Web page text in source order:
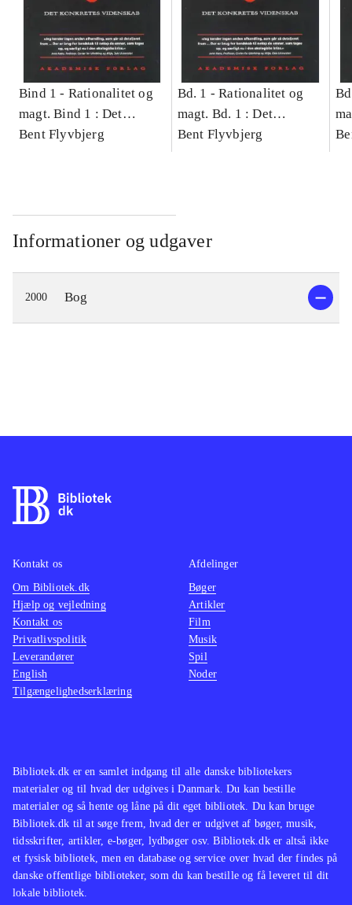
Bind 1 - Rationalitet og
magt. Bind 1 : Det
konkretes videnskab
Bent Flyvbjerg
Bd. 1 -Rationalitet og
magt. Bd. 1 : Det
konkretes videnskab
Bent Flyvbjerg
Informationer og udgaver
2000 Bog
Bibliotek.dk er en samlet indgang til alle danske bibliotekers
materialer og til hvad der udgives i Danmark. Du kan bestille
materialer og så hente og låne på dit eget bibliotek. Du kan bruge
Bibliotek.dk til at søge frem, hvad der er udgivet af bøger, musik,
tidsskrifter, artikler, e-bøger, lydbøger osv. Bibliotek.dk er altså ikke
et fysisk bibliotek, men en database og service over hvad der findes på
danske offentlige biblioteker, som du kan bestille og få leveret til dit
lokale bibliotek.
Kontakt os
Om Bibliotek.dk
Hjælp og vejledning
Kontakt os
Privatlivspolitik
Leverandører
English
Tilgængelighedserklæring
Afdelinger
Bøger
Artikler
Film
Musik
Spil
Noder